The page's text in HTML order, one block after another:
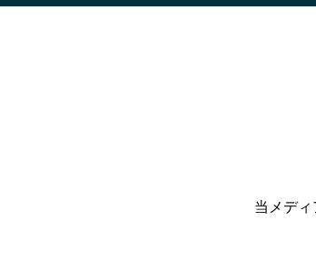
当メディ